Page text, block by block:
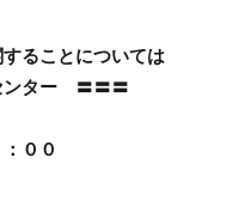
ることについては
ター 〓〓〓
００